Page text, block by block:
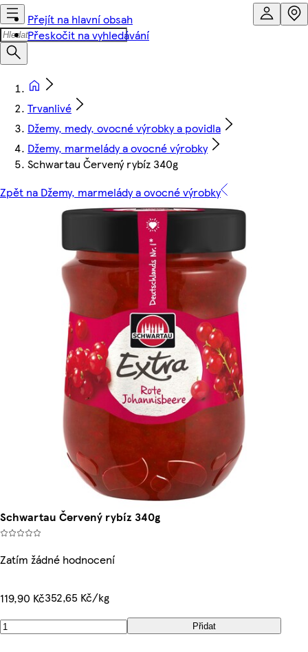
Přejít na hlavní obsah
Přeskočit na vyhledávání
Trvanlivé
Džemy, medy, ovocné výrobky a povidla
Džemy, marmelády a ovocné výrobky
Schwartau Červený rybíz 340g
Zpět na Džemy, marmelády a ovocné výrobky
Schwartau Červený rybíz 340g
Zatím žádné hodnocení
119,90 Kč352,65 Kč/kg
Přidat